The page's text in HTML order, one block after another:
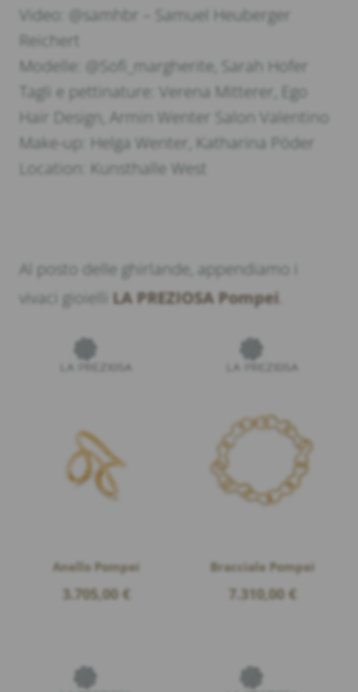
Video: @samhbr – Samuel Heuberger
Reichert
Modelle: @Sofi_margherite, Sarah Hofer
Tagli e pettinature: Verena Mitterer, Ego
Hair Design, Armin Wenter Salon Valentino
Make-up: Helga Wenter, Katharina Pöder
Location: Kunsthalle West
Al posto delle ghirlande, appendiamo i
vivaci gioielli LA PREZIOSA Pompei
Anello Pompei
3.705,00 €
Bracciale Pompei
7.310,00 €